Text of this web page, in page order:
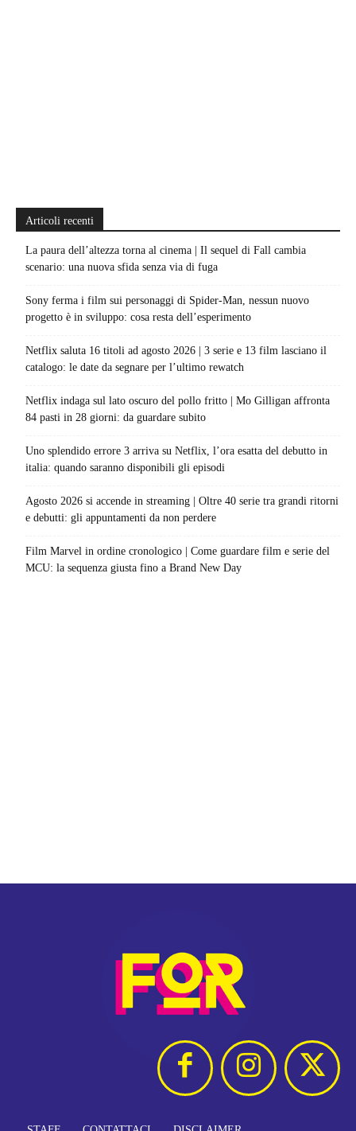
Articoli recenti
La paura dell’altezza torna al cinema | Il sequel di Fall cambia
scenario: una nuova sfida senza via di fuga
Sony ferma i film sui personaggi di Spider-Man, nessun nuovo
progetto è in sviluppo: cosa resta dell’esperimento
Netflix saluta 16 titoli ad agosto 2026 | 3 serie e 13 film lasciano il
catalogo: le date da segnare per l’ultimo rewatch
Netflix indaga sul lato oscuro del pollo fritto | Mo Gilligan affronta
84 pasti in 28 giorni: da guardare subito
Uno splendido errore 3 arriva su Netflix, l’ora esatta del debutto in
italia: quando saranno disponibili gli episodi
Agosto 2026 si accende in streaming | Oltre 40 serie tra grandi ritorni
e debutti: gli appuntamenti da non perdere
Film Marvel in ordine cronologico | Come guardare film e serie del
MCU: la sequenza giusta fino a Brand New Day